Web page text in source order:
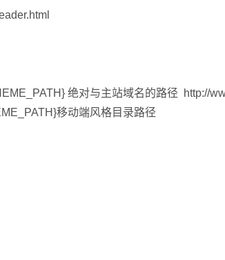
绝对与主站域名的路径 http://
移动端风格目录路径